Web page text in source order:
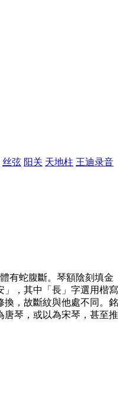
丝弦 阳关 天地柱 王迪录音
有蛇腹斷。琴額陰刻填金
，其中「長」字選用楷寫
換，故斷紋與他處不同。銘
琴，或以為宋琴，甚至推